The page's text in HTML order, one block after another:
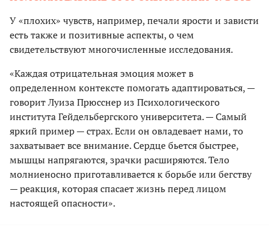
У «плохих» чувств, например, печали ярости и зависти
есть также и позитивные аспекты, о чем
свидетельствуют многочисленные исследования.
«Каждая отрицательная эмоция может в
определенном контексте помогать адаптироваться, —
говорит Луиза Прюсснер из Психологического
института Гейдельбергского университета. — Самый
яркий пример — страх. Если он овладевает нами, то
захватывает все внимание. Сердце бьется быстрее,
мышцы напрягаются, зрачки расширяются. Тело
молниеносно приготавливается к борьбе или бегству
— реакция, которая спасает жизнь перед лицом
настоящей опасности».